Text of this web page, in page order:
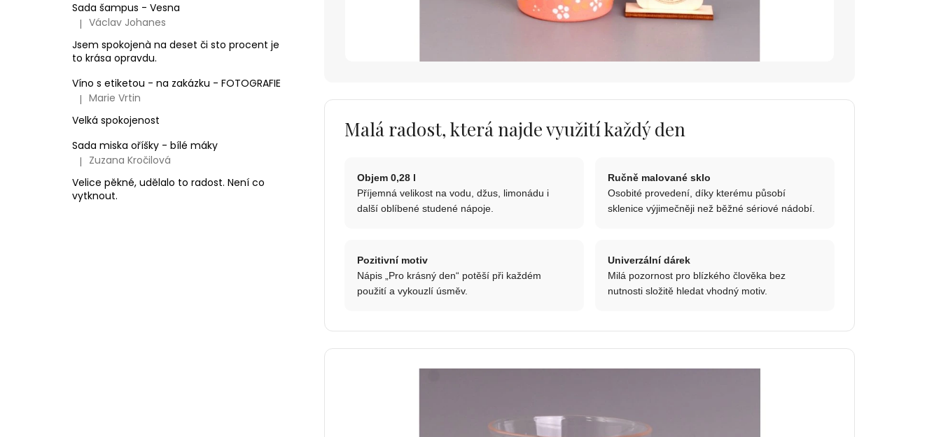
Sada šampus - Vesna
Hodnocení produktu je 5 z 5 hvězdiček.
| Václav Johanes
Jsem spokojenà na deset či sto procent je
to krása opravdu.
Víno s etiketou - na zakázku - FOTOGRAFIE
Hodnocení produktu je 5 z 5 hvězdiček.
| Marie Vrtin
Velká spokojenost
Sada miska oříšky - bílé máky
Hodnocení produktu je 5 z 5 hvězdiček.
| Zuzana Kročilová
Velice pěkné, udělalo to radost. Není co
vytknout.
Malá radost, která najde využití každý den
Objem 0,28 l
Příjemná velikost na vodu, džus, limonádu i
další oblíbené studené nápoje.
Ručně malované sklo
Osobité provedení, díky kterému působí
sklenice výjimečněji než běžné sériové nádobí.
Pozitivní motiv
Nápis „Pro krásný den“ potěší při každém
použití a vykouzlí úsměv.
Univerzální dárek
Milá pozornost pro blízkého člověka bez
nutnosti složitě hledat vhodný motiv.